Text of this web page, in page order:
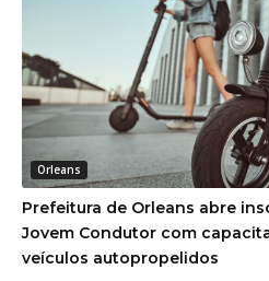
Orleans
Prefeitura de Orleans abre
Jovem Condutor com
veículos autopropelidos